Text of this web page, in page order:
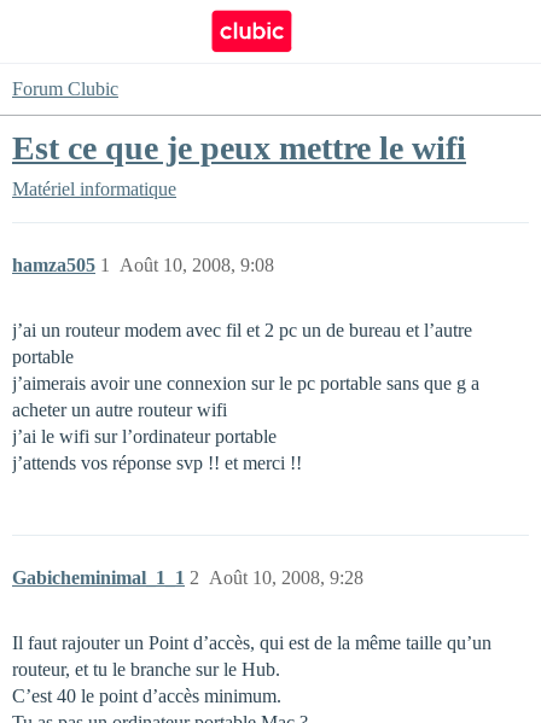
Forum Clubic
Est ce que je peux mettre le wifi
Matériel informatique
hamza505 Août 10, 2008, 9:08
1
j’ai un routeur modem avec fil et 2 pc un de bureau et l’autre
portable
j’aimerais avoir une connexion sur le pc portable sans que g a
acheter un autre routeur wifi
j’ai le wifi sur l’ordinateur portable
j’attends vos réponse svp !! et merci !!
Gabicheminimal_1_1 Août 10, 2008, 9:28
2
Il faut rajouter un Point d’accès, qui est de la même taille qu’un
routeur, et tu le branche sur le Hub.
C’est 40 le point d’accès minimum.